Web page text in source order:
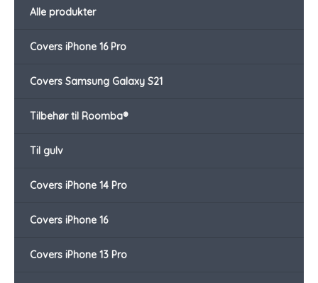
Alle produkter
Covers iPhone 16 Pro
Covers Samsung Galaxy S21
Tilbehør til Roomba®
Til gulv
Covers iPhone 14 Pro
Covers iPhone 16
Covers iPhone 13 Pro